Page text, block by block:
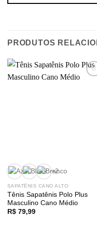
PRODUTOS
+2
SAPATÊNIS CANO ALTO
Tênis Sapatênis Polo Plus
Masculino Cano Médio
R$79,99